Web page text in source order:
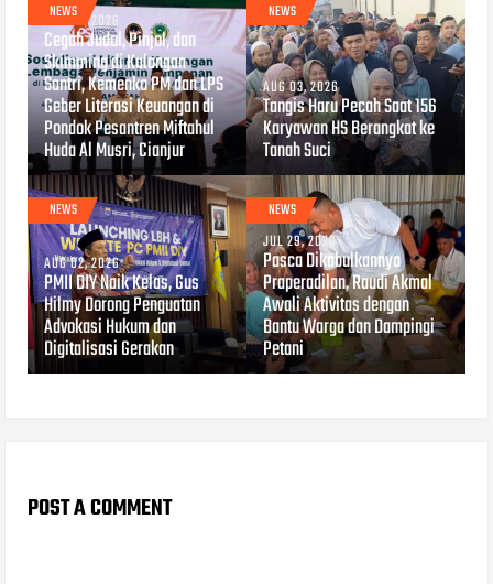
NEWS
AUG 04, 2026
Cegah Judol, Pinjol, dan
Skimming di Kalangan
Santri, Kemenko PM dan LPS
Geber Literasi Keuangan di
Pondok Pesantren Miftahul
Huda Al Musri, Cianjur
NEWS
AUG 03, 2026
Tangis Haru Pecah Saat 156
Karyawan HS Berangkat ke
Tanah Suci
NEWS
AUG 02, 2026
PMII DIY Naik Kelas, Gus
Hilmy Dorong Penguatan
Advokasi Hukum dan
Digitalisasi Gerakan
NEWS
JUL 29, 2026
Pasca Dikabulkannya
Praperadilan, Raudi Akmal
Awali Aktivitas dengan
Bantu Warga dan Dampingi
Petani
POST A COMMENT